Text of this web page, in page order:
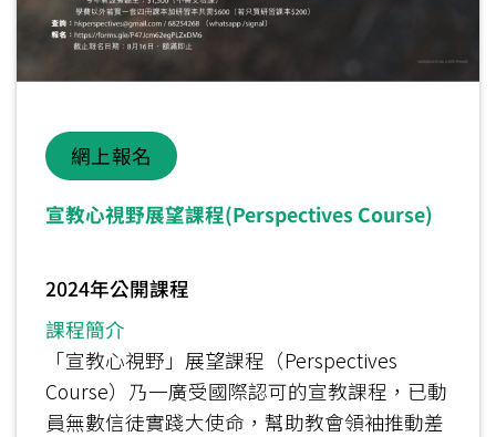
網上報名
宣教心視野展望課程(Perspectives Course)
2024年公開課程
課程簡介
「宣教心視野」展望課程（Perspectives
Course）乃一廣受國際認可的宣教課程，已動
員無數信徒實踐大使命，幫助教會領袖推動差